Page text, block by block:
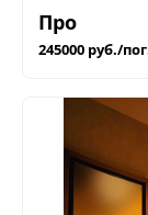
Про
245000 руб./